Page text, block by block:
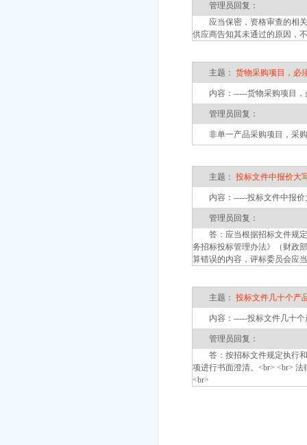
管理员回复：
应当保密，资格审查的相关
供应商告知其未通过的原因，
主题： 货物采购项目，必
内容：-----货物采购项目，
管理员回复：
非单一产品采购项目，采购
主题： 投标文件中报价大
内容：-----投标文件中报价
管理员回复：
答：应当根据招标文件规定
务招标投标管理办法》（财政
算错误的内容，评标委员会应
主题： 投标文件几十个产
内容：-----投标文件几十个
管理员回复：
答：按招标文件规定执行和
项进行书面澄清。<br> <br>
<br>